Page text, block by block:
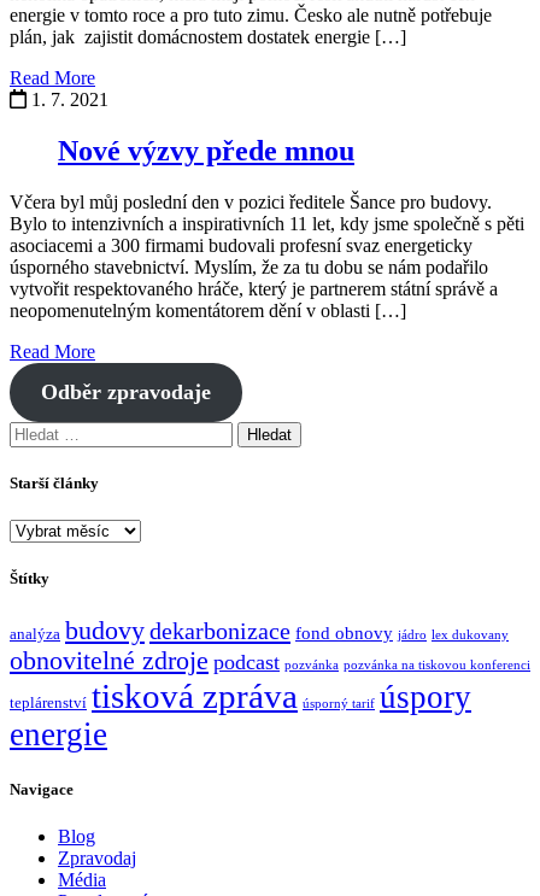
energie v tomto roce a pro tuto zimu. Česko ale nutně potřebuje
plán, jak zajistit domácnostem dostatek energie […]
Read More
1. 7. 2021
Nové výzvy přede mnou
Včera byl můj poslední den v pozici ředitele Šance pro budovy.
Bylo to intenzivních a inspirativních 11 let, kdy jsme společně s pěti
asociacemi a 300 firmami budovali profesní svaz energeticky
úsporného stavebnictví. Myslím, že za tu dobu se nám podařilo
vytvořit respektovaného hráče, který je partnerem státní správě a
neopomenutelným komentátorem dění v oblasti […]
Read More
Odběr zpravodaje
Vyhledávání
Starší články
Starší
Štítky
analýza budovydekarbonizace fond obnovy jádro lex dukovany
obnovitelné zdroje podcast pozvánka pozvánka na tiskovou konferenci
teplárenství tisková zpráva úsporný tarif úspory
energie
Navigace
Blog
Zpravodaj
Média